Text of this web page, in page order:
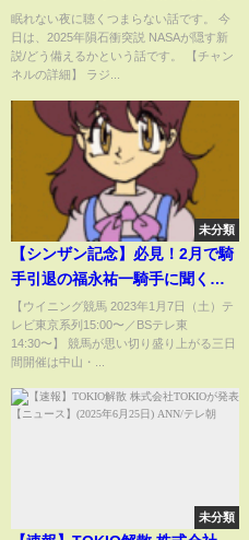
NASAが隠す新説/どう備える
か』【ラジオ系 都市伝説
YouTube 作業用】
眠れない夜に聴くつまらない話です。 今
日は、2025年隕石衝突説 NASAが隠す新
説/どう備えるかという話です。 【チャン
ネルの詳細】 ラジ...
未分類
【シンザン記念】必見！2月で騎
手引退の福永祐一騎手に聞く今
年の注目馬！
【ウイニング競馬 2023年1月7日（土）テ
レビ東京系列15:00〜／BSテレ東
14:30〜】 競馬が思い切り盛り上がる三日
間開催は中山・...
未分類